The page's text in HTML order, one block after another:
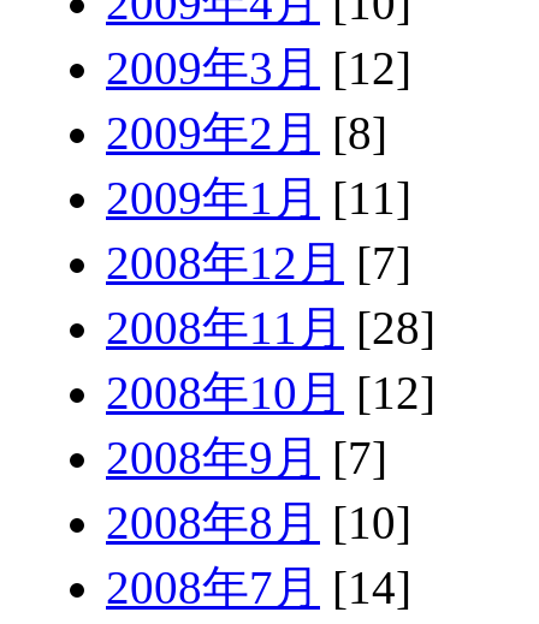
2009年3月 [12]
2009年2月 [8]
2009年1月 [11]
2008年12月 [7]
2008年11月 [28]
2008年10月 [12]
2008年9月 [7]
2008年8月 [10]
2008年7月 [14]